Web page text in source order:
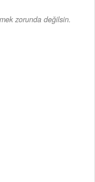
zorunda değilsin.